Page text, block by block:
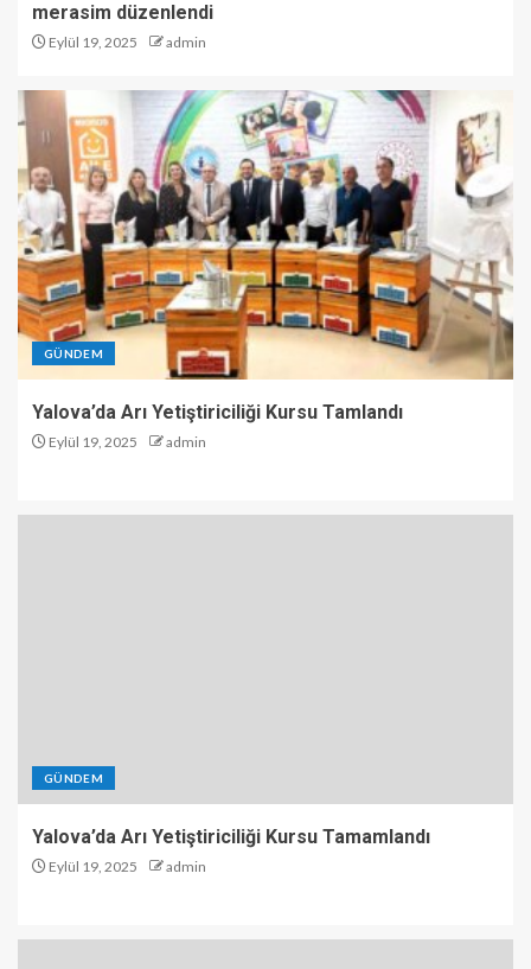
merasim düzenlendi
Eylül 19, 2025 admin
GÜNDEM
Yalova’da Arı Yetiştiriciliği Kursu Tamlandı
Eylül 19, 2025 admin
GÜNDEM
Yalova’da Arı Yetiştiriciliği Kursu Tamamlandı
Eylül 19, 2025 admin